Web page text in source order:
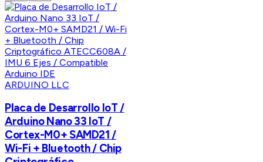
ARDUINO LLC
Placa de Desarrollo IoT /
Arduino Nano 33 IoT /
Cortex-M0+ SAMD21 /
Wi-Fi + Bluetooth / Chip